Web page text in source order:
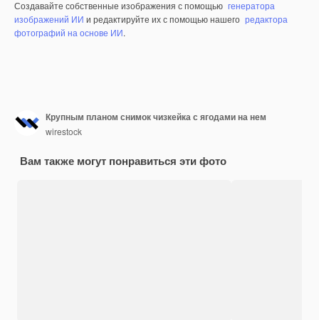
Создавайте собственные изображения с помощью генератора
изображений ИИ и редактируйте их с помощью нашего редактора
фотографий на основе ИИ.
Крупным планом снимок чизкейка с ягодами на нем
wirestock
Вам также могут понравиться эти фото